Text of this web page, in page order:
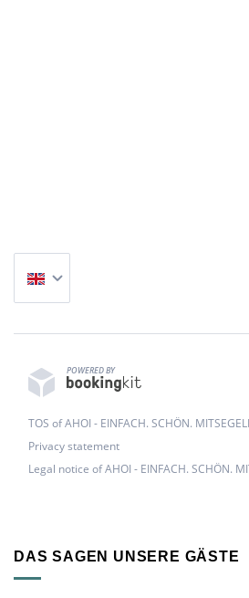
POWERED BY
TOS of AHOI - EINFACH. SCHÖN.
Privacy statement
Legal notice of AHOI - EINFACH. SCHÖN.
DAS SAGEN UNSERE GÄSTE